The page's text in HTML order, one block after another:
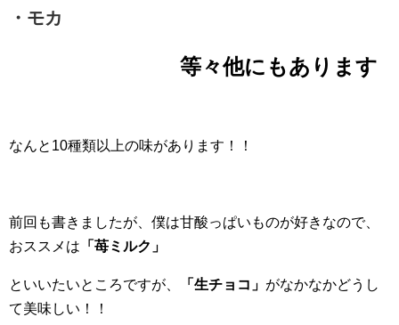
・モカ
等々他にもあります
なんと10種類以上の味があります！！
前回も書きましたが、僕は甘酸っぱいものが好きなので、
おススメは 「苺ミルク」
といいたいところですが、 「生チョコ」 がなかなかどうし
て美味しい！！